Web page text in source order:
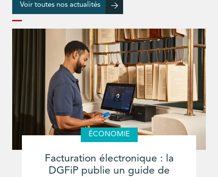
Voir toutes nos actualités
ÉCONOMIE
Facturation électronique : la
DGFiP publie un guide de